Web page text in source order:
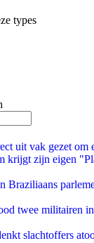
types
uit vak gezet om
krijgt zijn eigen
Braziliaans
twee militairen
slachtoffers